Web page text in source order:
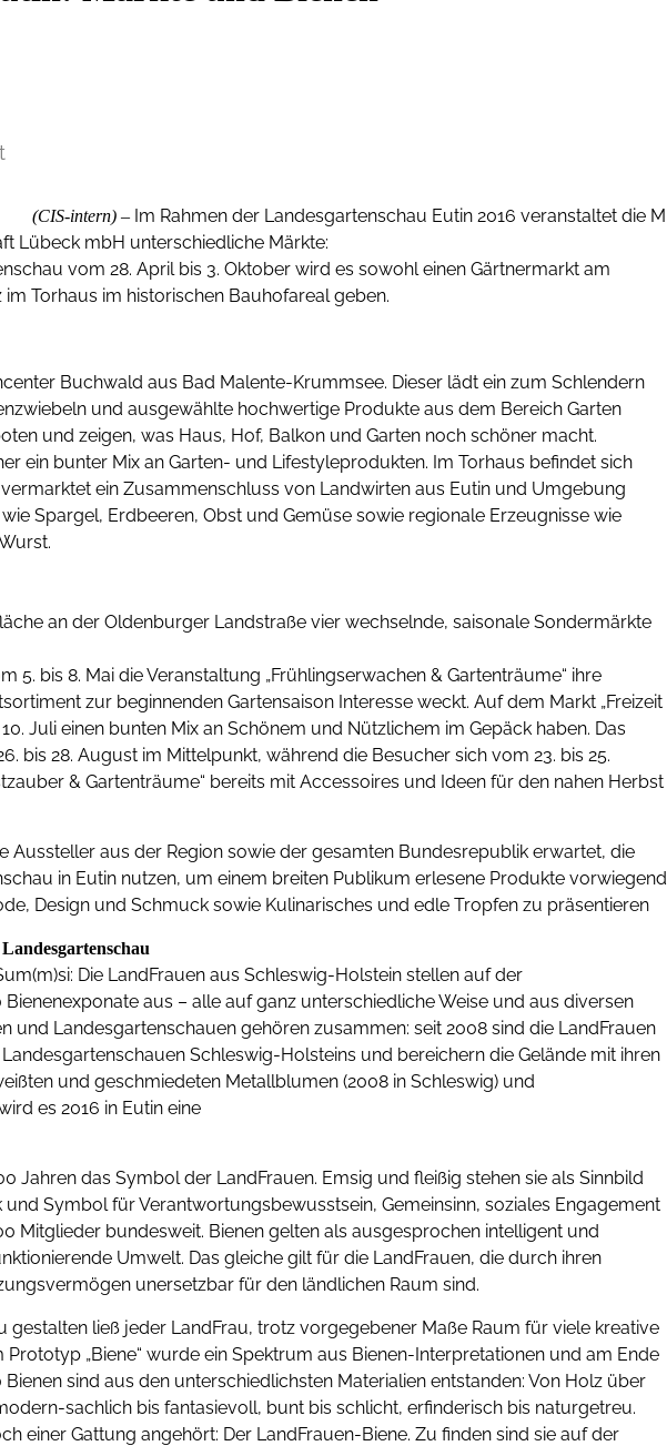
(CIS-intern) – Im Rahmen der Landesgartenschau Eutin 2016 veranstaltet die M
Lübeck mbH unterschiedliche Märkte:
vom 28. April bis 3. Oktober wird es sowohl einen Gärtnermarkt am
Torhaus im historischen Bauhofareal geben.
Buchwald aus Bad Malente-Krummsee. Dieser lädt ein zum Schlendern
und ausgewählte hochwertige Produkte aus dem Bereich Garten
und zeigen, was Haus, Hof, Balkon und Garten noch schöner macht.
ein bunter Mix an Garten- und Lifestyleprodukten. Im Torhaus befindet sich
ein Zusammenschluss von Landwirten aus Eutin und Umgebung
Spargel, Erdbeeren, Obst und Gemüse sowie regionale Erzeugnisse wie
an der Oldenburger Landstraße vier wechselnde, saisonale Sondermärkte
5. bis 8. Mai die Veranstaltung „Frühlingserwachen & Gartenträume“ ihre
zur beginnenden Gartensaison Interesse weckt. Auf dem Markt „Freizeit
Juli einen bunten Mix an Schönem und Nützlichem im Gepäck haben. Das
bis 28. August im Mittelpunkt, während die Besucher sich vom 23. bis 25.
& Gartenträume“ bereits mit Accessoires und Ideen für den nahen Herbst
Aussteller aus der Region sowie der gesamten Bundesrepublik erwartet, die
in Eutin nutzen, um einem breiten Publikum erlesene Produkte vorwiegend
Design und Schmuck sowie Kulinarisches und edle Tropfen zu präsentieren
Die LandFrauen aus Schleswig-Holstein stellen auf der
aus – alle auf ganz unterschiedliche Weise und aus diversen
und Landesgartenschauen gehören zusammen: seit 2008 sind die LandFrauen
Schleswig-Holsteins und bereichern die Gelände mit ihren
und geschmiedeten Metallblumen (2008 in Schleswig) und
es 2016 in Eutin eine
Jahren das Symbol der LandFrauen. Emsig und fleißig stehen sie als Sinnbild
Symbol für Verantwortungsbewusstsein, Gemeinsinn, soziales Engagement
Mitglieder bundesweit. Bienen gelten als ausgesprochen intelligent und
Umwelt. Das gleiche gilt für die LandFrauen, die durch ihren
unersetzbar für den ländlichen Raum sind.
gestalten ließ jeder LandFrau, trotz vorgegebener Maße Raum für viele kreative
Prototyp „Biene“ wurde ein Spektrum aus Bienen-Interpretationen und am Ende
sind aus den unterschiedlichsten Materialien entstanden: Von Holz über
sachlich bis fantasievoll, bunt bis schlicht, erfinderisch bis naturgetreu.
einer Gattung angehört: Der LandFrauen-Biene. Zu finden sind sie auf der